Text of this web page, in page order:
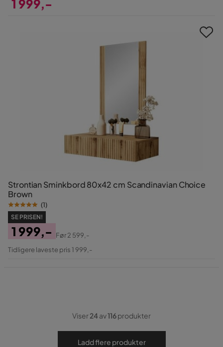
1 999,-
Strontian Sminkbord 80x42 cm Scandinavian Choice
Brown
(1)
SE PRISEN!
Pris
1 999,-
Original
Før2 599,-
Tidligere laveste pris 1 999,-
Viser24av116produkter
Ladd flere produkter